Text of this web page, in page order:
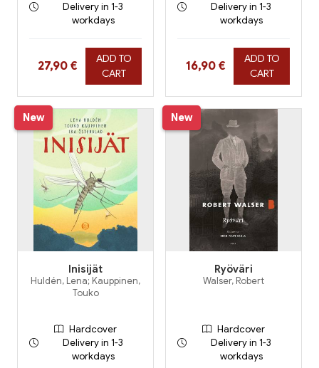
Delivery in 1-3
workdays
Hinta nyt
27,90 €
ADD TO
CART
Delivery in 1-3
workdays
Hinta nyt
16,90 €
ADD TO
CART
New
Inisijät
Huldén, Lena; Kauppinen,
Touko
Hardcover
Delivery in 1-3
workdays
New
Ryöväri
Walser, Robert
Hardcover
Delivery in 1-3
workdays